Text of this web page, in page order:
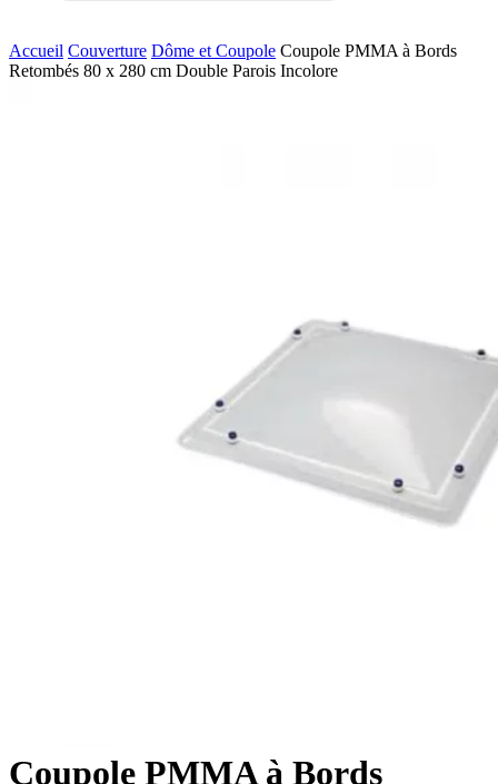
Accueil Couverture Dôme et Coupole Coupole PMMA à Bords
Retombés 80 x 280 cm Double Parois Incolore
Coupole PMMA à Bords